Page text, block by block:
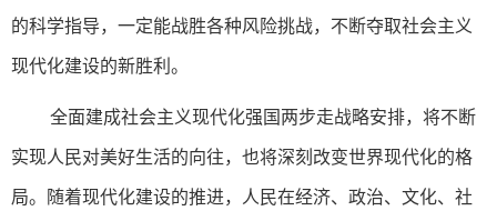
的科学指导，一定能战胜各种风险挑战，不断夺取社会主义
现代化建设的新胜利。
全面建成社会主义现代化强国两步走战略安排，将不断
实现人民对美好生活的向往，也将深刻改变世界现代化的格
局。随着现代化建设的推进，人民在经济、政治、文化、社